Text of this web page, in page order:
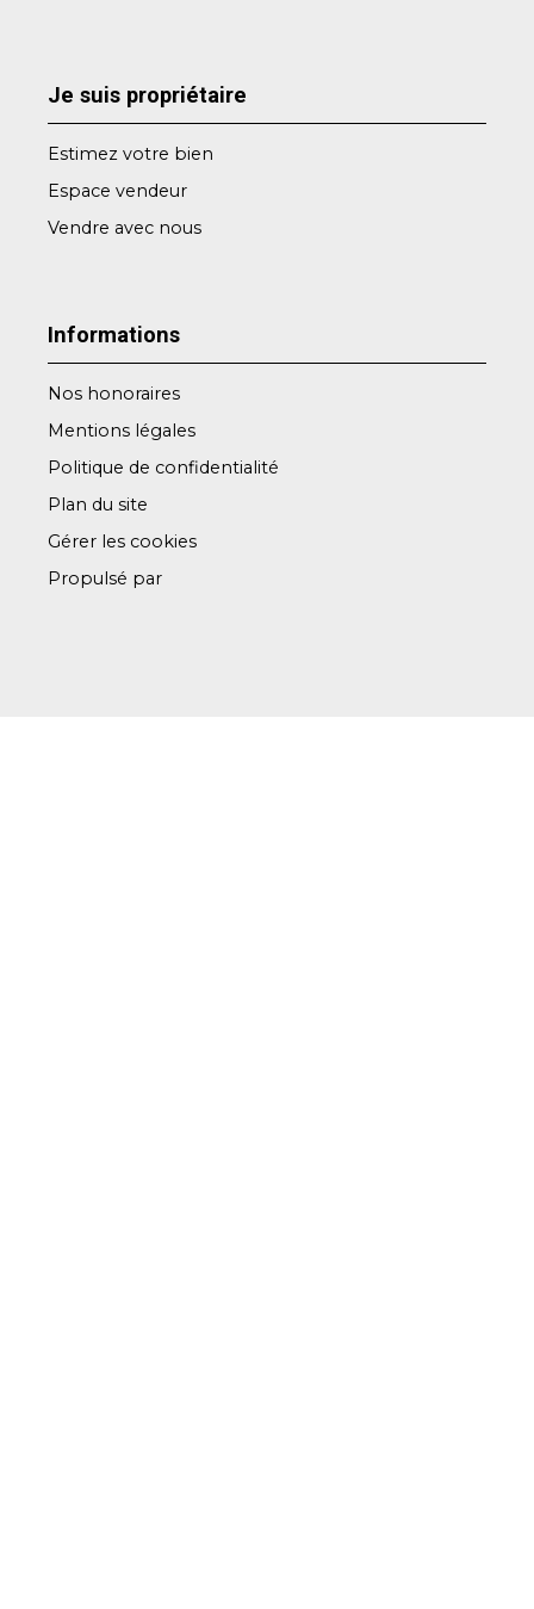
Je suis propriétaire
Estimez votre bien
Espace vendeur
Vendre avec nous
Informations
Nos honoraires
Mentions légales
Politique de confidentialité
Plan du site
Gérer les cookies
Propulsé par